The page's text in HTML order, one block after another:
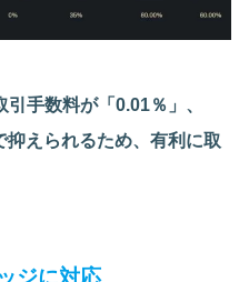
引手数料が「0.01％」、
えられるため、有利に取
ジに対応